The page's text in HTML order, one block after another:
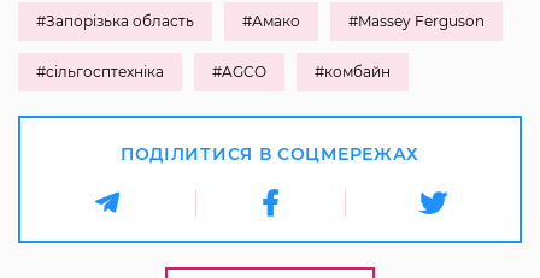
#Запорізька область #Амако #Massey Ferguson
#сільгосптехніка #AGCO #комбайн
ПОДІЛИТИСЯ В СОЦМЕРЕЖАХ